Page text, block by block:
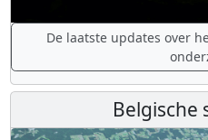
De laatste updates over
Belgische